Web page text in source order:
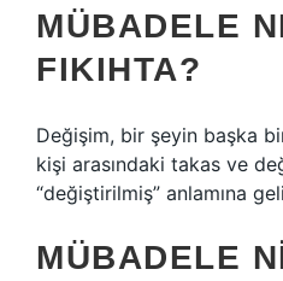
MÜBADELE
FIKIHTA?
Değişim, bir şeyin başka
kişi arasındaki takas ve
“değiştirilmiş” anlamına
MÜBADELE